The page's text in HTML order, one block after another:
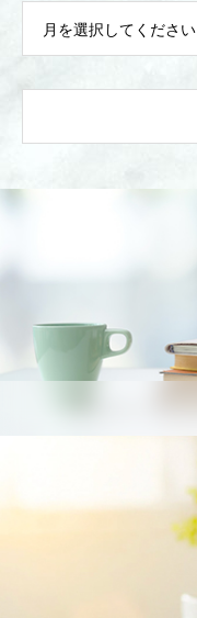
月を選択してください